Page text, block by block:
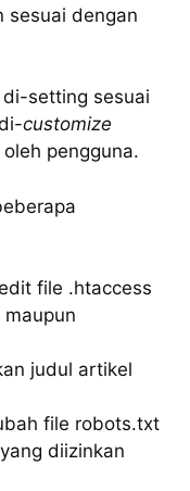
sesuai dengan
di-setting sesuai
customize
pengguna.
file .htaccess
judul artikel
file robots.txt
diizinkan